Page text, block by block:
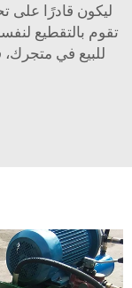
ليكون قادرًا على
تقوم بالتقطيع
للبيع في متجرك،